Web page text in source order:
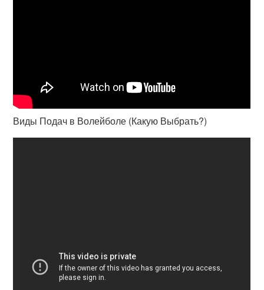
Виды Подач в Волейболе (Какую Выбрать?)